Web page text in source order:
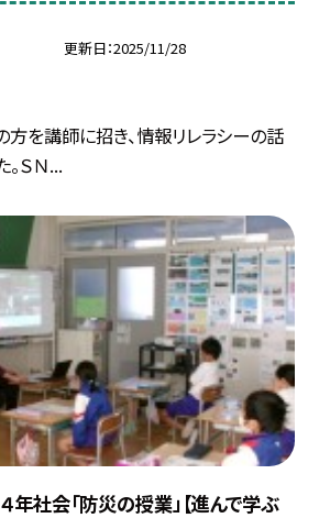
更新日 2025/11/28
方を講師に招き、情報リレラシーの話
ＳＮ...
年社会「防災の授業」【進んで学ぶ